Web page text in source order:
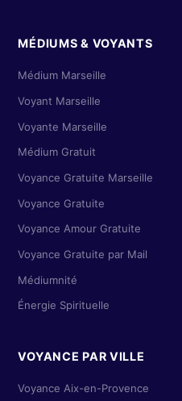
MÉDIUMS & VOYANTS
Médium Marseille
Voyant Marseille
Voyante Marseille
Médium Gratuit
Voyance Gratuite Marseille
Voyance Gratuite
Voyance Amour Gratuite
Voyance Gratuite par Mail
Médiumnité
Énergie Spirituelle
VOYANCE PAR VILLE
Voyance Aix-en-Provence